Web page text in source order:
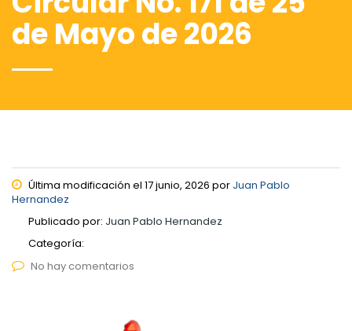
de Mayo de 2026
Última modificación el 17 junio, 2026 por Juan Pablo
Hernandez
Publicado por: Juan Pablo Hernandez
Categoría:
No hay comentarios